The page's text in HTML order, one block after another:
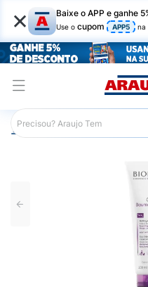
× Baixe o APP e ganhe
Use o cupom APP5 na
Araujo